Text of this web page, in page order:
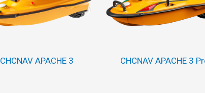
CHCNAV APACHE 3 CHCNAV APACHE 3